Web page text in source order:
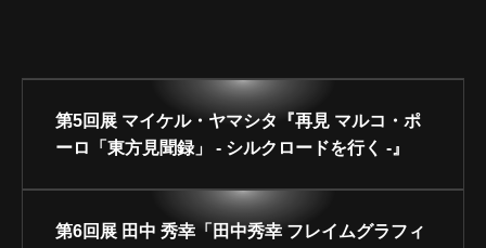
第5回展 マイケル・ヤマシタ『再見 マルコ・ポ
ーロ「東方見聞録」 - シルクロードを行く -』
第6回展 田中 秀幸「田中秀幸 フレイムグラフィ